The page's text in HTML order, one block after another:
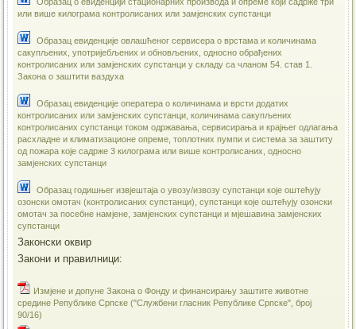
или више килограма контролисаних или замјенских супстанци
Образац евиденције овлашћеног сервисера о врстама и количинама
сакупљених, употријебљених и обновљених, односно обрађених
контролисаних или замјенских супстанци у складу са чланом 54. став 1.
Закона о заштити ваздуха
Образац евиденције оператера о количинама и врсти додатих
контролисаних или замјенских супстанци, количинама сакупљених
контролисаних супстанци током одржавања, сервисирања и крајњег одлагања
расхладне и климатизационе опреме, топлотних пумпи и система за заштиту
од пожара које садрже 3 килограма или више контролисаних, односно
замјенских супстанци
Образац годишњег извјештаја о увозу/извозу супстанци које оштећују
озонски омотач (контролисаних супстанци), супстанци које оштећују озонски
омотач за посебне намјене, замјенских супстанци и мјешавина замјенских
супстанци
Законски оквир
Закони и правилници:
Измјенe и допуне Закона о Фонду и финансирању заштите животне
средине Републике Српске ("Службени гласник Републике Српске", број
90/16)